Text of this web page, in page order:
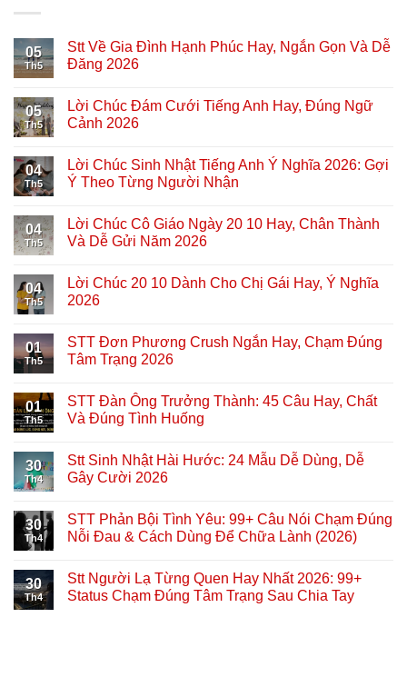
05
Th5
Stt Về Gia Đình Hạnh Phúc Hay, Ngắn Gọn Và Dễ
Đăng 2026
05
Th5
Lời Chúc Đám Cưới Tiếng Anh Hay, Đúng Ngữ
Cảnh 2026
04
Th5
Lời Chúc Sinh Nhật Tiếng Anh Ý Nghĩa 2026: Gợi
Ý Theo Từng Người Nhận
04
Th5
Lời Chúc Cô Giáo Ngày 20 10 Hay, Chân Thành
Và Dễ Gửi Năm 2026
04
Th5
Lời Chúc 20 10 Dành Cho Chị Gái Hay, Ý Nghĩa
2026
01
Th5
STT Đơn Phương Crush Ngắn Hay, Chạm Đúng
Tâm Trạng 2026
01
Th5
STT Đàn Ông Trưởng Thành: 45 Câu Hay, Chất
Và Đúng Tình Huống
30
Th4
Stt Sinh Nhật Hài Hước: 24 Mẫu Dễ Dùng, Dễ
Gây Cười 2026
30
Th4
STT Phản Bội Tình Yêu: 99+ Câu Nói Chạm Đúng
Nỗi Đau & Cách Dùng Để Chữa Lành (2026)
30
Th4
Stt Người Lạ Từng Quen Hay Nhất 2026: 99+
Status Chạm Đúng Tâm Trạng Sau Chia Tay